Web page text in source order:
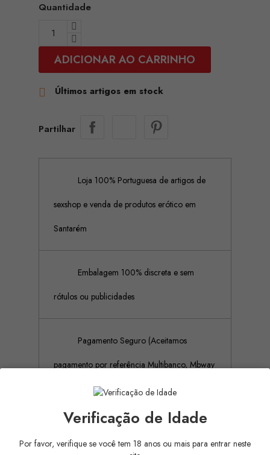
Quantidade
ADICIONAR AO CARRINHO
 Últimos artigos em stock
Partilhar
Loja 100% Portuguesa de artigos de
sexshop e venda de produtos erótico em
Santarém
Embalagem 100% discreta e sem
rótulos ou publicidades
Pagamento Seguro (Aceitamos
pagamento por referência Multibanco, Mbway
e cartões de crédito)
Descrição Detalhes do produto
Verificação de Idade
Por favor, verifique se você tem 18 anos ou mais para entrar neste